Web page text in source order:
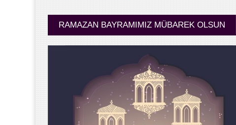
RAMAZAN BAYRAMIMIZ MÜBAREK OLSUN